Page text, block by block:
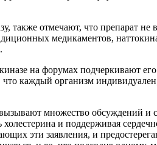
также отмечают, что препарат
медикаментов,
на форумах подчеркивают
каждый организм индивидуален,
множество обсуждений и
и поддерживая
эти заявления, и